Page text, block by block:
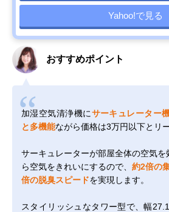
Yahoo!で見る
おすすめポイント
加湿空気清浄機にサーキュレーター
と多機能ながら価格は3万円以下とリ
サーキュレーターが部屋全体の空気
ら空気をきれいにするので、 約2倍の
倍の脱臭スピードを実現します。
スタイリッシュなタワー型で、幅